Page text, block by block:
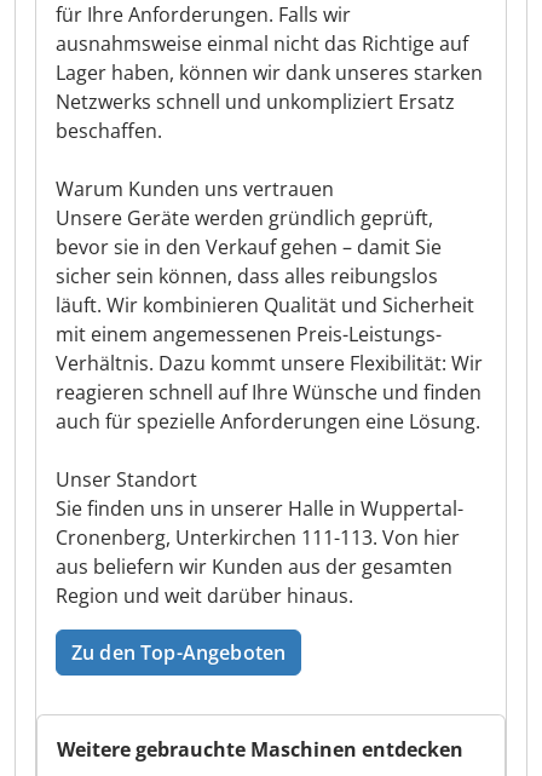
für Ihre Anforderungen. Falls wir
ausnahmsweise einmal nicht das Richtige auf
Lager haben, können wir dank unseres starken
Netzwerks schnell und unkompliziert Ersatz
beschaffen.
Warum Kunden uns vertrauen
Unsere Geräte werden gründlich geprüft,
bevor sie in den Verkauf gehen – damit Sie
sicher sein können, dass alles reibungslos
läuft. Wir kombinieren Qualität und Sicherheit
mit einem angemessenen Preis-Leistungs-
Verhältnis. Dazu kommt unsere Flexibilität: Wir
reagieren schnell auf Ihre Wünsche und finden
auch für spezielle Anforderungen eine Lösung.
Unser Standort
Sie finden uns in unserer Halle in Wuppertal-
Cronenberg, Unterkirchen 111-113. Von hier
aus beliefern wir Kunden aus der gesamten
Region und weit darüber hinaus.
Zu den Top-Angeboten
Weitere gebrauchte Maschinen entdecken